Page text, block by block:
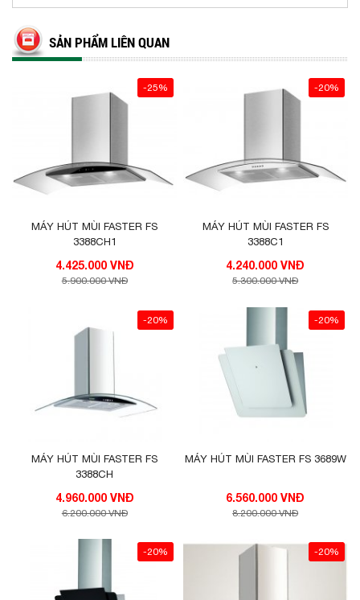
ống thoát hoặc máy có thể sử dụng than hoạt
tính để khử mùi tại chỗ
SẢN PHẨM LIÊN QUAN
-25%
MÁY HÚT MÙI FASTER FS
3388CH1
4.425.000 VNĐ
5.900.000 VNĐ
-20%
MÁY HÚT MÙI FASTER FS
3388C1
4.240.000 VNĐ
5.300.000 VNĐ
-20%
MÁY HÚT MÙI FASTER FS
3388CH
4.960.000 VNĐ
6.200.000 VNĐ
-20%
MÁY HÚT MÙI FASTER FS 3689W
6.560.000 VNĐ
8.200.000 VNĐ
-20% -20%